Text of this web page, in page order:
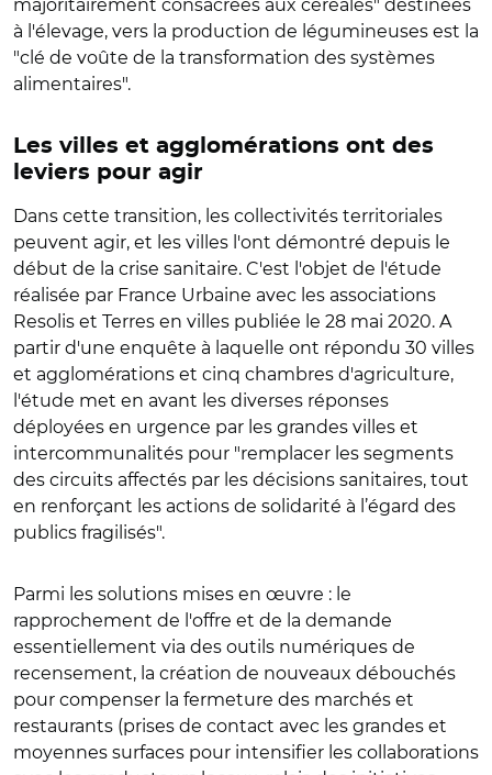
majoritairement consacrées aux céréales" destinées
à l'élevage, vers la production de légumineuses est la
"clé de voûte de la transformation des systèmes
alimentaires".
Les villes et agglomérations ont des
leviers pour agir
Dans cette transition, les collectivités territoriales
peuvent agir, et les villes l'ont démontré depuis le
début de la crise sanitaire. C'est l'objet de l'étude
réalisée par France Urbaine avec les associations
Resolis et Terres en villes publiée le 28 mai 2020. A
partir d'une enquête à laquelle ont répondu 30 villes
et agglomérations et cinq chambres d'agriculture,
l'étude met en avant les diverses réponses
déployées en urgence par les grandes villes et
intercommunalités pour "remplacer les segments
des circuits affectés par les décisions sanitaires, tout
en renforçant les actions de solidarité à l’égard des
publics fragilisés".
Parmi les solutions mises en œuvre : le
rapprochement de l'offre et de la demande
essentiellement via des outils numériques de
recensement, la création de nouveaux débouchés
pour compenser la fermeture des marchés et
restaurants (prises de contact avec les grandes et
moyennes surfaces pour intensifier les collaborations